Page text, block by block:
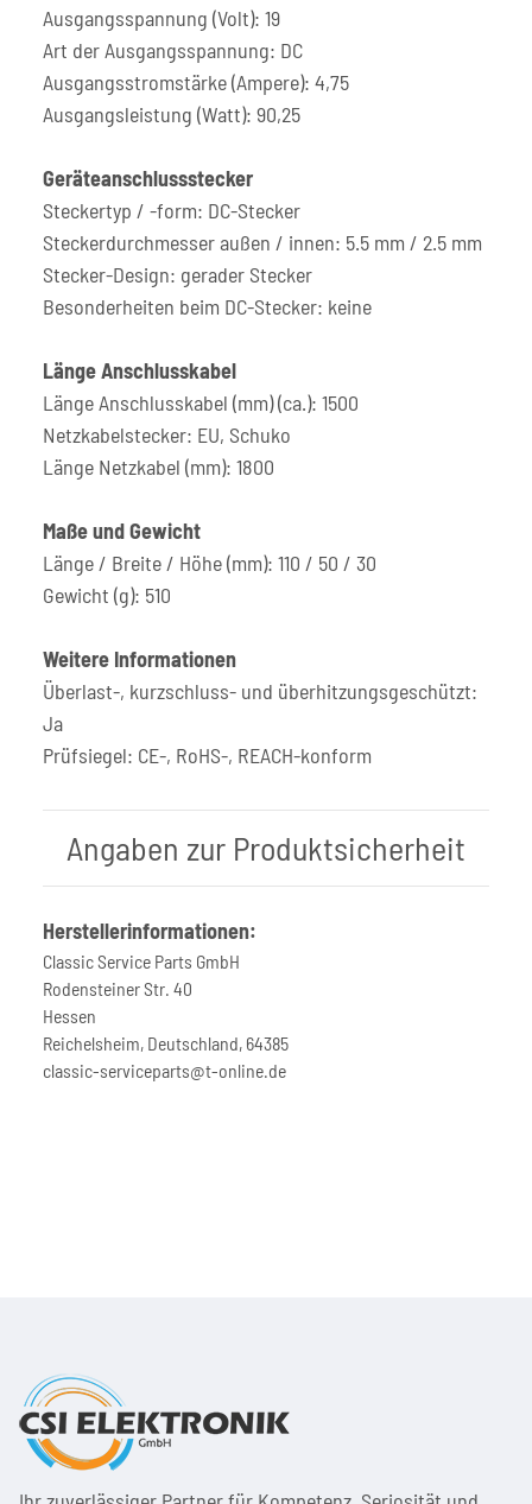
Ausgangsspannung (Volt): 19
Art der Ausgangsspannung: DC
Ausgangsstromstärke (Ampere): 4,75
Ausgangsleistung (Watt): 90,25
Geräteanschlussstecker
Steckertyp / -form: DC-Stecker
Steckerdurchmesser außen / innen: 5.5 mm / 2.5 mm
Stecker-Design: gerader Stecker
Besonderheiten beim DC-Stecker: keine
Länge Anschlusskabel
Länge Anschlusskabel (mm) (ca.): 1500
Netzkabelstecker: EU, Schuko
Länge Netzkabel (mm): 1800
Maße und Gewicht
Länge / Breite / Höhe (mm): 110 / 50 / 30
Gewicht (g): 510
Weitere Informationen
Überlast-, kurzschluss- und überhitzungsgeschützt:
Ja
Prüfsiegel: CE-, RoHS-, REACH-konform
Angaben zur Produktsicherheit
Herstellerinformationen:
Classic Service Parts GmbH
Rodensteiner Str. 40
Hessen
Reichelsheim, Deutschland, 64385
classic-serviceparts@t-online.de